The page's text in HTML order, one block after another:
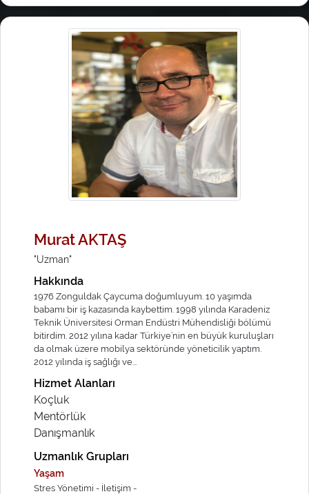
Murat AKTAŞ
"Uzman"
Hakkında
1976 Zonguldak Çaycuma doğumluyum. 10 yaşımda
babamı bir iş kazasında kaybettim. 1998 yılında Karadeniz
Teknik Üniversitesi Orman Endüstri Mühendisliği bölümü
bitirdim. 2012 yılına kadar Türkiye’nin en büyük kuruluşları
da olmak üzere mobilya sektöründe yöneticilik yaptım.
2012 yılında iş sağlığı ve...
Hizmet Alanları
Koçluk
Mentörlük
Danışmanlık
Uzmanlık Grupları
Yaşam
Stres Yönetimi - İletişim -